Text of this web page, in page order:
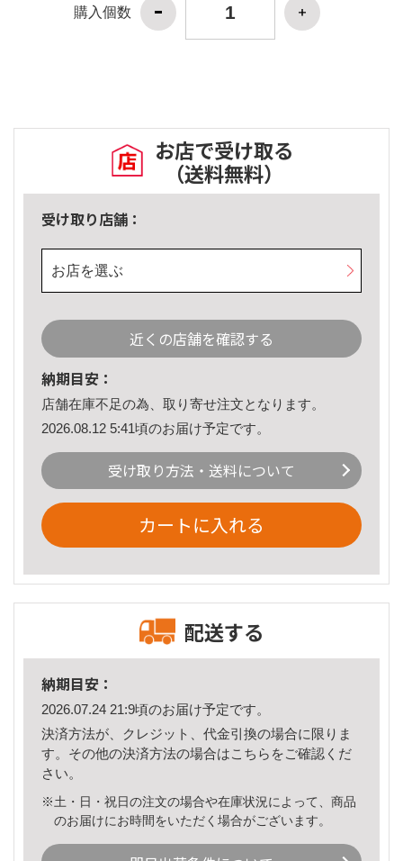
購入個数
お店で受け取る
（送料無料）
受け取り店舗：
お店を選ぶ
近くの店舗を確認する
納期目安：
店舗在庫不足の為、取り寄せ注文となります。
2026.08.12 5:41頃のお届け予定です。
受け取り方法・送料について
カートに入れる
配送する
納期目安：
2026.07.24 21:9頃のお届け予定です。
決済方法が、クレジット、代金引換の場合に限りま
す。その他の決済方法の場合はこちら をご確認くだ
さい。
※土・日・祝日の注文の場合や在庫状況によって、商品
のお届けにお時間をいただく場合がございます。